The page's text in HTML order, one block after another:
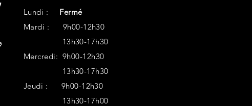
Lundi : Fermé
Mardi : 9h00-12h30
13h30-17h30
Mercredi: 9h00-12h30
13h30-17h30
Jeudi : 9h00-12h30
13h30-17h00